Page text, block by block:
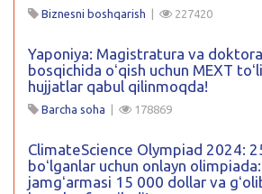
Biznesni boshqarish 227420
Yaponiya: Magistratura va
bosqichida oʻqish uchun MEXT
hujjatlar qabul qilinmoqda!
Barcha soha 178869
ClimateScience Olympiad 2024:
boʻlganlar uchun onlayn
jamgʻarmasi 15 000 dollar va